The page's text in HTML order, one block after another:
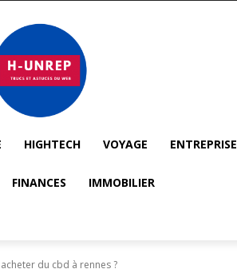
HIGHTECH VOYAGE ENTREPRISE
FINANCES IMMOBILIER
du cbd à rennes ?